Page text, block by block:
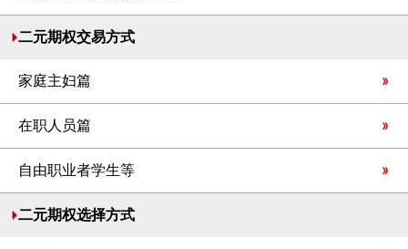
二元期权交易方式
家庭主妇篇
在职人员篇
自由职业者学生等
二元期权选择方式